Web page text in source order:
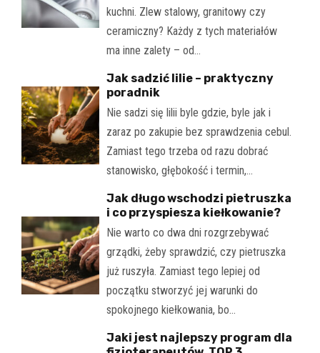
kuchni. Zlew stalowy, granitowy czy
ceramiczny? Każdy z tych materiałów
ma inne zalety – od…
Jak sadzić lilie – praktyczny
poradnik
Nie sadzi się lilii byle gdzie, byle jak i
zaraz po zakupie bez sprawdzenia cebul.
Zamiast tego trzeba od razu dobrać
stanowisko, głębokość i termin,…
Jak długo wschodzi pietruszka
i co przyspiesza kiełkowanie?
Nie warto co dwa dni rozgrzebywać
grządki, żeby sprawdzić, czy pietruszka
już ruszyła. Zamiast tego lepiej od
początku stworzyć jej warunki do
spokojnego kiełkowania, bo…
Jaki jest najlepszy program dla